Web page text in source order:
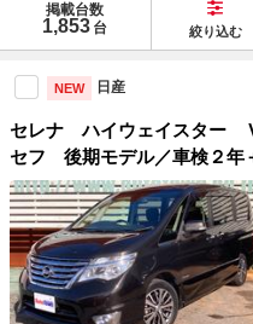
掲載台数
1,853 台 絞り込む
NEW 日産
セレナ ハイウェイスター
セフ 後期モデル／車検２年
純正ナビ／アラウンドビュー
ｔｈ／両側パワースライド／
Ｄ（オートライト）／フォグ